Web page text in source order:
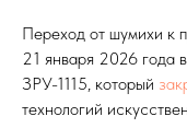
Переход от шумихи к
21 января 2026 года
ЗРУ-1115, который
технологий